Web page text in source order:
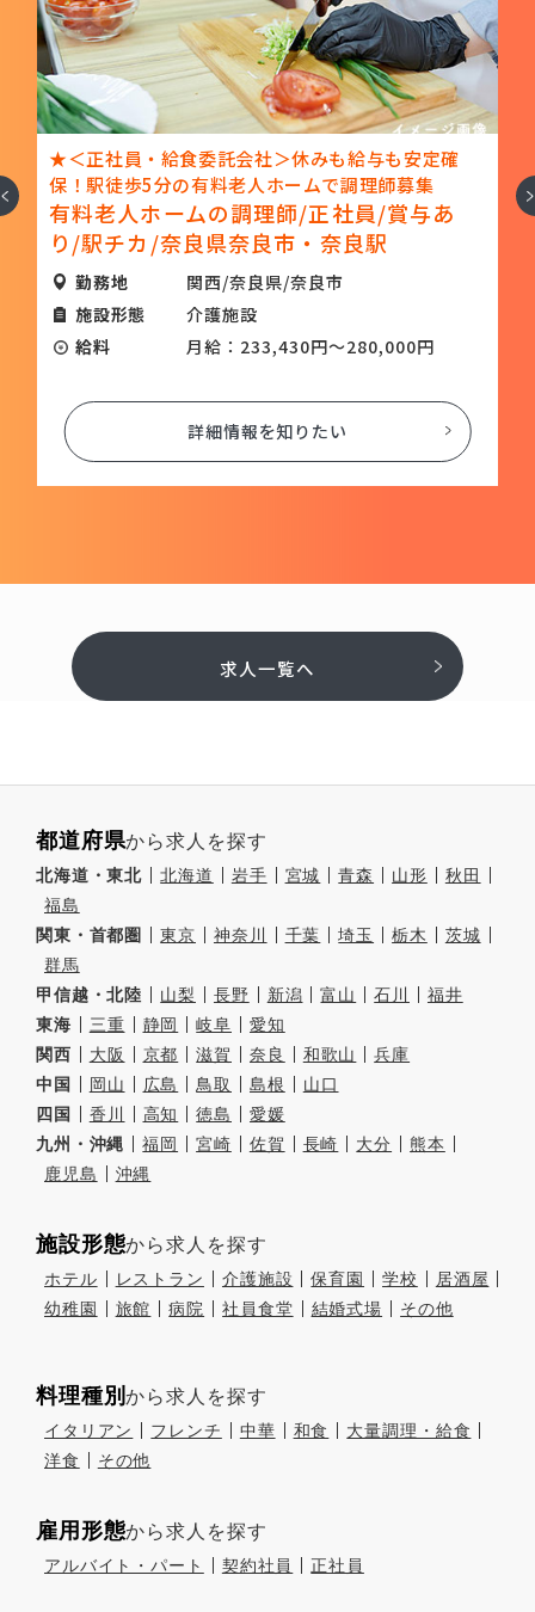
★＜正社員・給食委託会社＞休みも給与も安定確
保！駅徒歩5分の有料老人ホームで調理師募集
有料老人ホームの調理師/正社員/賞与あ
り/駅チカ/奈良県奈良市・奈良駅
勤務地
関西/奈良県/奈良市
施設形態
介護施設
給料
月給：233,430円～280,000円
詳細情報を知りたい
次
求人一覧へ
都道府県から求人を探す
北海道・東北 北海道 岩手 宮城 青森 山形
秋田
福島
関東・首都圏
東京 神奈川 千葉 埼玉 栃木
茨城
群馬
甲信越・北陸
山梨 長野 新潟 富山 石川
福井
東海
三重 静岡 岐阜
愛知
関西
大阪 京都 滋賀 奈良 和歌山
兵庫
中国
岡山 広島 鳥取 島根
山口
四国
香川 高知 徳島
愛媛
九州・沖縄
福岡 宮崎 佐賀 長崎 大分
熊本
鹿児島
沖縄
施設形態から求人を探す
ホテル レストラン 介護施設 保育園 学校
居酒屋
幼稚園
旅館 病院 社員食堂 結婚式場 その他
料理種別から求人を探す
イタリアン フレンチ 中華 和食
大量調理・給食
洋食
その他
雇用形態から求人を探す
アルバイト・パート 契約社員 正社員